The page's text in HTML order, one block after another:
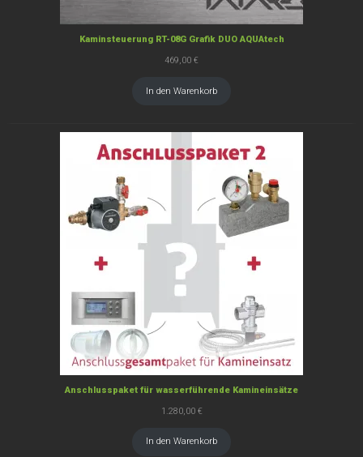
Kaminsteuerung RT-08G Grafik DUO AQUAtech
469,00 €
In den Warenkorb
Anschlusspaket für wasserführende Kamineinsätze
1.280,00 €
In den Warenkorb